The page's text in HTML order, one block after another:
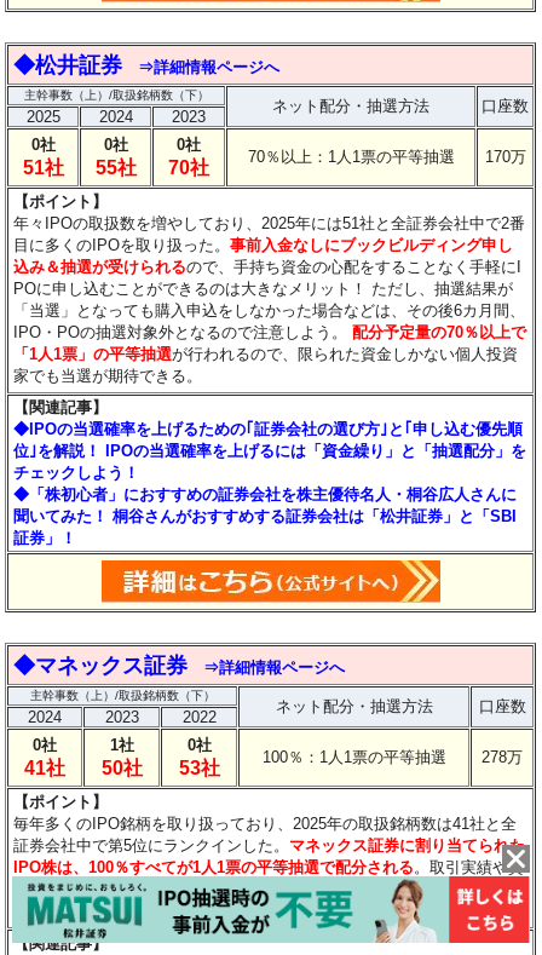
◆松井証券 ⇒詳細情報ページへ
主幹事数（上）/取扱銘柄数（下）
ネット配分・抽選方法 口座数
2025 2024
2023
0社
51社
0社
55社
0社
70社
70％以上：1人1票の平等抽選 170万
【ポイント】
年々IPOの取扱数を増やしており、2025年には51社と全証券会社中で2番
目に多くのIPOを取り扱った。事前入金なしにブックビルディング申し
込み＆抽選が受けられるので、手持ち資金の心配をすることなく手軽にI
POに申し込むことができるのは大きなメリット！
ただし、抽選結果が
「当選」となっても購入申込をしなかった場合などは、その後6カ月間、
IPO・POの抽選対象外となるので注意しよう。配分予定量の70％以上で
「1人1票」の平等抽選が行われるので、限られた資金しかない個人投資
家でも当選が期待できる。
【関連記事】
◆IPOの当選確率を上げるための｢証券会社の選び方｣と｢申し込む優先順
位｣を解説！ IPOの当選確率を上げるには「資金繰り」と「抽選配分」を
チェックしよう！
◆「株初心者」におすすめの証券会社を株主優待名人・桐谷広人さんに
聞いてみた！ 桐谷さんがおすすめする証券会社は「松井証券」と「SBI
証券」！
◆マネックス証券 ⇒詳細情報ページへ
主幹事数（上）/取扱銘柄数（下）
ネット配分・抽選方法 口座数
2024 2023
2022
0社
41社
1社
50社
0社
53社
100％：1人1票の平等抽選 278万
【ポイント】
毎年多くのIPO銘柄を取り扱っており、2025年の取扱銘柄数は41社と全
証券会社中で第5位にランクインした。 マネックス証券に割り当てられた
IPO株は、100％すべてが1人1票の平等抽選で配分される。取引実績や資
金量に当選確率が左右されないのは、個人投資家にとっては大きな魅力
だ。
【関連記事】